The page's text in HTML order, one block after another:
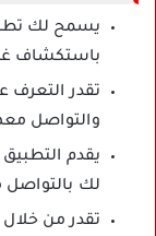
باستكشاف
تقدر
والتواصل
يقدم
لك بالتواصل
تقدر من